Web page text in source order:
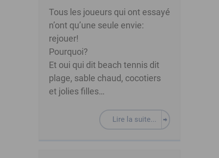
Tous les joueurs qui ont essayé
n’ont qu’une seule envie:
rejouer!
Pourquoi?
Et oui qui dit beach tennis dit
plage, sable chaud, cocotiers
et jolies filles…
Lire la suite...